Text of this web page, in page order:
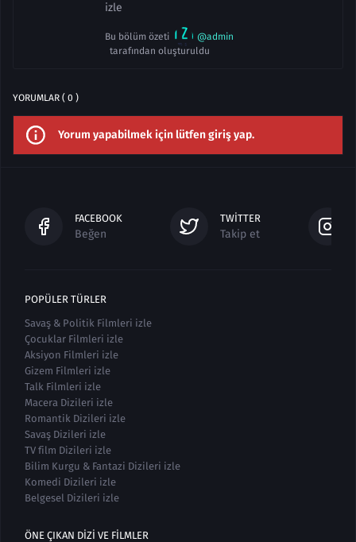
izle
Bu bölüm özeti
@admin
tarafından oluşturuldu
YORUMLAR ( 0 )
Yorum yapabilmek için lütfen giriş yap.
FACEBOOK
Beğen
TWITTER
Takip et
POPÜLER TÜRLER
Savaş & Politik Filmleri izle
Çocuklar Filmleri izle
Aksiyon Filmleri izle
Gizem Filmleri izle
Talk Filmleri izle
Macera Dizileri izle
Romantik Dizileri izle
Savaş Dizileri izle
TV film Dizileri izle
Bilim Kurgu & Fantazi Dizileri izle
Komedi Dizileri izle
Belgesel Dizileri izle
ÖNE ÇIKAN DIZI VE FILMLER